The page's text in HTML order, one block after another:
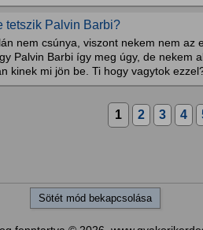
tetszik Palvin Barbi?
nem csúnya, viszont nekem nem az
Palvin Barbi így meg úgy, de nekem
kinek mi jön be. Ti hogy vagytok
1 2 3 4
Sötét mód bekapcsolása